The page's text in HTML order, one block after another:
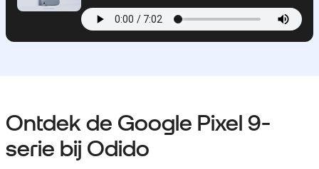
Ontdek de Google Pixel 9-
serie bij Odido